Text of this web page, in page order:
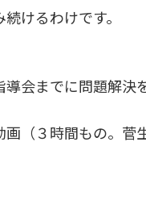
けるわけです。
会までに問題解決
（３時間もの。菅